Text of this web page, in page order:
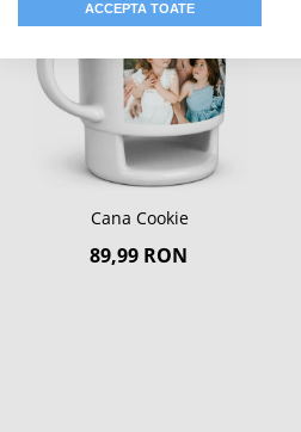
Cana Cookie
89,99 RON
ACCEPTA TOATE